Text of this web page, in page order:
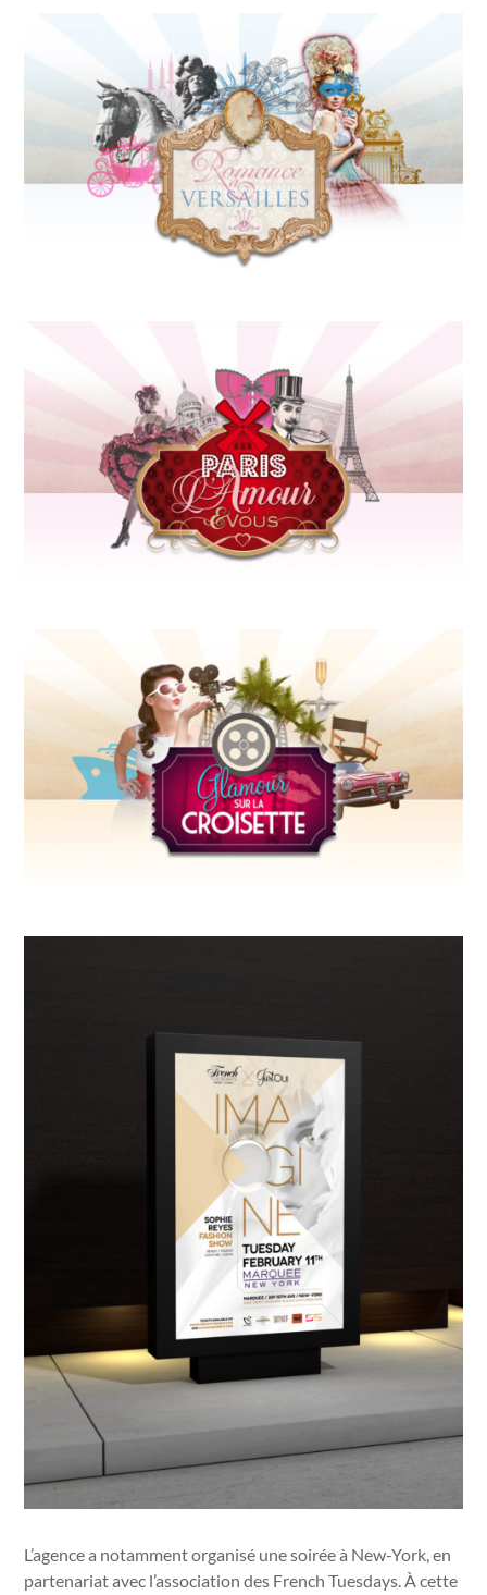
L’agence a notamment organisé une soirée à New-York, en
partenariat avec l’association des French Tuesdays. À cette